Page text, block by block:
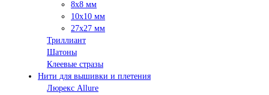
8х8 мм
10х10 мм
27х27 мм
Триллиант
Шатоны
Клеевые стразы
Нити для вышивки и плетения
Люрекс Аllure